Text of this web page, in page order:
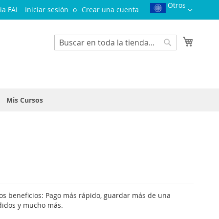
Select
Website
Otros
FAI Iniciar sesión Crear una cuenta
Search
Mis Cursos
beneficios: Pago más rápido, guardar más de una
y mucho más.